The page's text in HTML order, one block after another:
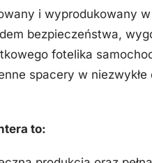
i wyprodukowany
bezpieczeństwa,
fotelika
spacery w
to: